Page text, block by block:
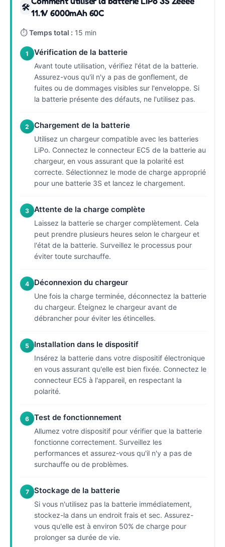
🛠
11.1V 6000mAh 60C
⏱Temps total : 15 min
1 Vérification de la batterie
Avant toute utilisation, vérifiez l'état de la batterie.
Assurez-vous qu'il n'y a pas de gonflement, de
fuites ou de dommages visibles sur l'enveloppe. Si
la batterie présente des défauts, ne l'utilisez pas.
2 Chargement de la batterie
Utilisez un chargeur compatible avec les batteries
LiPo. Connectez le connecteur EC5 de la batterie au
chargeur, en vous assurant que la polarité est
correcte. Sélectionnez le mode de charge approprié
pour une batterie 3S et lancez le chargement.
3 Attente de la charge complète
Laissez la batterie se charger complètement. Cela
peut prendre plusieurs heures selon le chargeur et
l'état de la batterie. Surveillez le processus pour
éviter toute surchauffe.
4 Déconnexion du chargeur
Une fois la charge terminée, déconnectez la batterie
du chargeur. Éteignez le chargeur avant de
débrancher pour éviter les étincelles.
5 Installation dans le dispositif
Insérez la batterie dans votre dispositif électronique
en vous assurant qu'elle est bien fixée. Connectez le
connecteur EC5 à l'appareil, en respectant la
polarité.
6 Test de fonctionnement
Allumez votre dispositif pour vérifier que la batterie
fonctionne correctement. Surveillez les
performances et assurez-vous qu'il n'y a pas de
surchauffe ou de problèmes.
7 Stockage de la batterie
Si vous n'utilisez pas la batterie immédiatement,
stockez-la dans un endroit frais et sec. Assurez-
vous qu'elle est à environ 50% de charge pour
prolonger sa durée de vie.